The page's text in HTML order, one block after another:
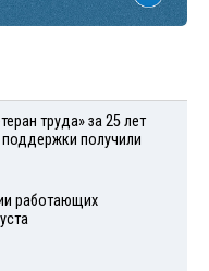
труда» за 25 лет
получили
работающих